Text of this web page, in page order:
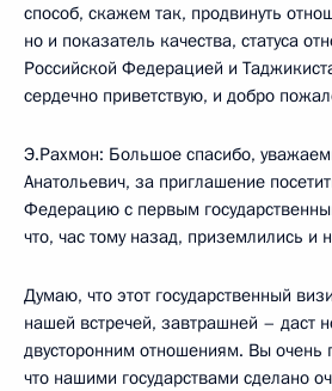
способ, скажем так, продвинуть
но и показатель качества, статуса
Российской Федерацией и
сердечно приветствую, и добро
Э.Рахмон: Большое спасибо,
Анатольевич, за приглашение
Федерацию с первым
что, час тому назад, приземлились и
Думаю, что этот государственный
нашей встречей, завтрашней – даст
двусторонним отношениям. Вы очень
что нашими государствами сделано